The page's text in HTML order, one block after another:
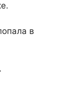
в